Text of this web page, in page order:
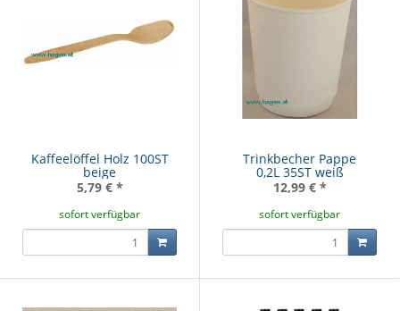
Kaffeelöffel Holz 100ST
beige
5,79 € *
sofort verfügbar
Trinkbecher Pappe
0,2L 35ST weiß
12,99 € *
sofort verfügbar